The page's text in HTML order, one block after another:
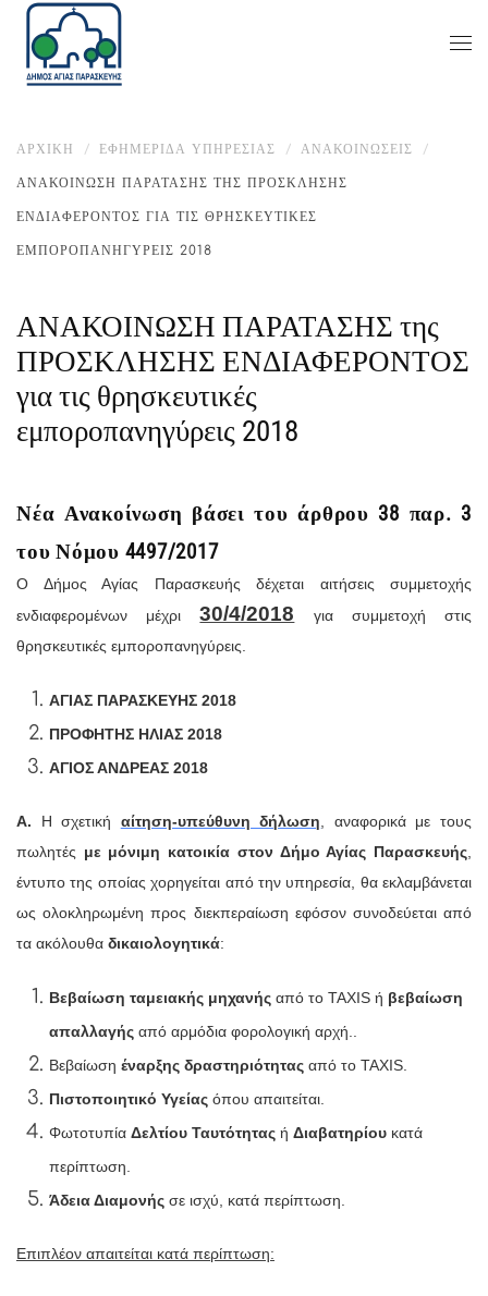
ΑΡΧΙΚΉ ΕΦΗΜΕΡΙΔΑ ΥΠΗΡΕΣΙΑΣ ΑΝΑΚΟΙΝΏΣΕΙΣ
ΑΝΑΚΟΙΝΩΣΗ ΠΑΡΑΤΑΣΗΣ ΤΗΣ ΠΡΟΣΚΛΗΣΗΣ
ΕΝΔΙΑΦΕΡΟΝΤΟΣ ΓΙΑ ΤΙΣ ΘΡΗΣΚΕΥΤΙΚΈΣ
ΕΜΠΟΡΟΠΑΝΗΓΎΡΕΙΣ 2018
ΑΝΑΚΟΙΝΩΣΗ ΠΑΡΑΤΑΣΗΣ της
ΠΡΟΣΚΛΗΣΗΣ ΕΝΔΙΑΦΕΡΟΝΤΟΣ
για τις θρησκευτικές
εμποροπανηγύρεις 2018
Νέα Ανακοίνωση βάσει του άρθρου 38 παρ. 3
του Νόμου 4497/2017
Ο Δήμος Αγίας Παρασκευής δέχεται αιτήσεις συμμετοχής
ενδιαφερομένων μέχρι30/4/2018 για συμμετοχή στις
θρησκευτικές εμποροπανηγύρεις.
ΑΓΙΑΣ ΠΑΡΑΣΚΕΥΗΣ 2018
ΠΡΟΦΗΤΗΣ ΗΛΙΑΣ 2018
ΑΓΙΟΣ ΑΝΔΡΕΑΣ 2018
Α. Η σχετική αίτηση-υπεύθυνη δήλωση , αναφορικά με τους
πωλητές με μόνιμη κατοικία στον Δήμο Αγίας Παρασκευής
έντυπο της οποίας χορηγείται από την υπηρεσία, θα εκλαμβάνεται
ως ολοκληρωμένη προς διεκπεραίωση εφόσον συνοδεύεται από
τα ακόλουθα δικαιολογητικά:
Βεβαίωση ταμειακής μηχανής από το TAXIS ή βεβαίωση
απαλλαγής από αρμόδια φορολογική αρχή..
Βεβαίωση έναρξης δραστηριότητας από το TAXIS.
Πιστοποιητικό Υγείας όπου απαιτείται.
Φωτοτυπία Δελτίου Ταυτότητας ή Διαβατηρίου κατά
περίπτωση.
Άδεια Διαμονής σε ισχύ, κατά περίπτωση.
Επιπλέον απαιτείται κατά περίπτωση: